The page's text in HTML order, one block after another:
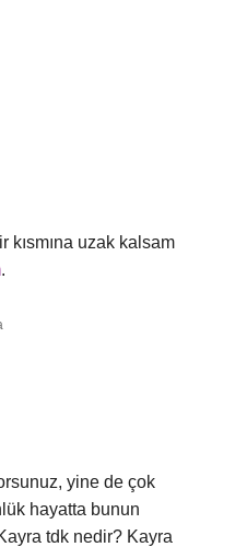
kısmına uzak kalsam
.
yine de çok
hayatta bunun
Kayra tdk nedir? Kayra